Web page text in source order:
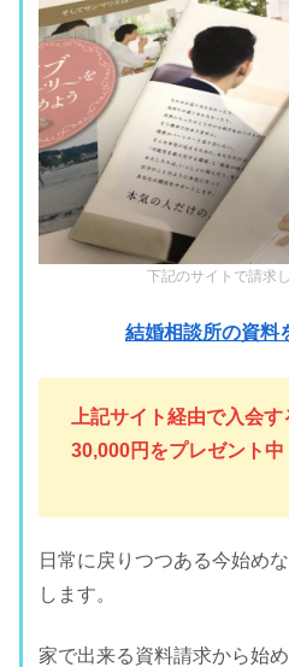
下記のサイトで請求
結婚相談所の資料
上記サイト経由で入会
30,000円をプレゼント中
日常に戻りつつある今始め
します。
家で出来る資料請求から始